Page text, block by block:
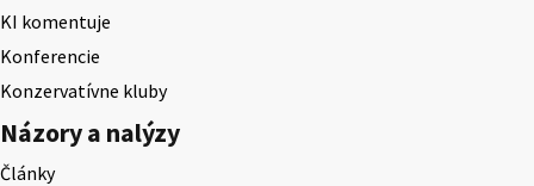
KI komentuje
Konferencie
Konzervatívne kluby
Názory a nalýzy
Články